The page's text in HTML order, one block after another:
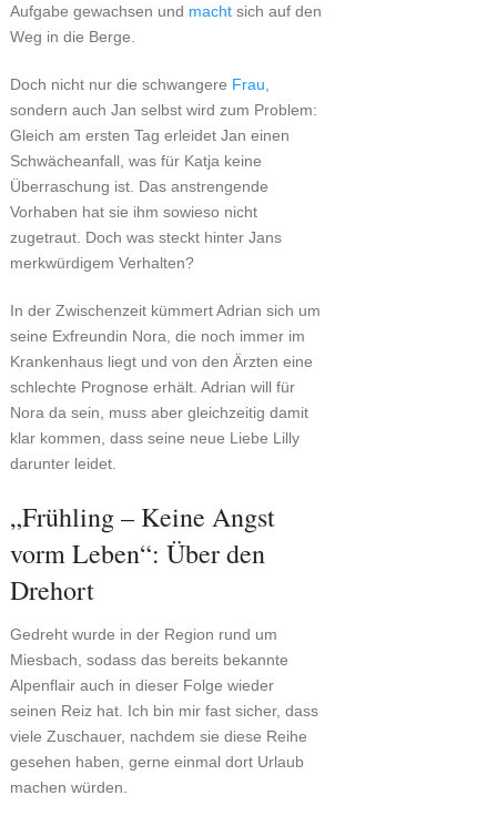
Aufgabe gewachsen und machtsich auf den
Weg in die Berge.
Doch nicht nur die schwangere Frau,
sondern auch Jan selbst wird zum Problem:
Gleich am ersten Tag erleidet Jan einen
Schwächeanfall, was für Katja keine
Überraschung ist. Das anstrengende
Vorhaben hat sie ihm sowieso nicht
zugetraut. Doch was steckt hinter Jans
merkwürdigem Verhalten?
In der Zwischenzeit kümmert Adrian sich um
seine Exfreundin Nora, die noch immer im
Krankenhaus liegt und von den Ärzten eine
schlechte Prognose erhält. Adrian will für
Nora da sein, muss aber gleichzeitig damit
klar kommen, dass seine neue Liebe Lilly
darunter leidet.
„Frühling – Keine Angst
vorm Leben“: Über den
Drehort
Gedreht wurde in der Region rund um
Miesbach, sodass das bereits bekannte
Alpenflair auch in dieser Folge wieder
seinen Reiz hat. Ich bin mir fast sicher, dass
viele Zuschauer, nachdem sie diese Reihe
gesehen haben, gerne einmal dort Urlaub
machen würden.